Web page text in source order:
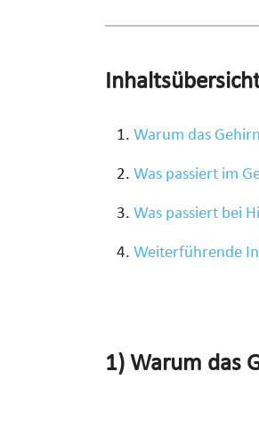
Warum das
Was passiert im
Was passiert bei
Weiterführende
1) Warum das